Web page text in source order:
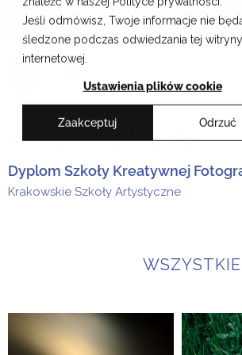
Jeśli odmówisz, Twoje informacje nie
śledzone podczas odwiedzania tej witryny
internetowej.
Ustawienia plików cookie
Zaakceptuj Odrzuć
Przejdź
treści
Krakowskie Szkoły
EN
Iwona Wincławska
Dyplom Szkoły Kreatywnej
Krakowskie Szkoły Artystyczne